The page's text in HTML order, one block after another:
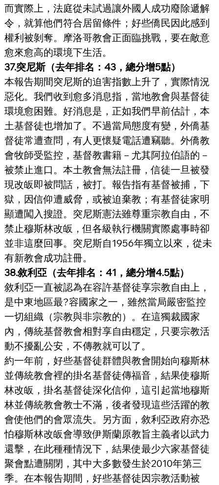
而實際上，法庭從未試過讓外國人成功廢除遞解
令，就算他們符合居留條件；好些僑民因此感到
權利被剝奪。摩洛哥教會正面臨挑戰，要在敵意
愈來愈高的環境下生活。
37.突尼斯（去年排名：43，總分增5點）
本報告期間突尼斯的迫害指數上升了，實際情況
惡化。我們收到愈多消息指，當地教會與基督徒
環境愈困難。好消息是，正如我們早前估計，本
土基督徒也增加了。不過當局態度有變，外僑基
督徒常遭查問，有人更懷疑電話遭竊聽。外僑教
會牧師受監控，基督教書籍－尤其阿拉伯語的－
被禁止進口。本土教會無法註冊，信徒一旦被發
現改皈即被問話，被打。報告指有基督被捕，下
獄，因信仰遭威脅，或被迫棄教；有基督徒家明
顯遭闖入搜證。突尼斯憲法雖尊重宗教自由，不
禁止穆斯林改皈，但各級執行機關實際處事時卻
並非這麼回事。突尼斯自1956年獨立以來，從未
有新教會成功註冊。
38.敘利亞（去年排名：41，總分增4.5點）
敘利亞一直被認為在容許基督徒享宗教自由上，
是中東地區最?容國家之一，雖然當局嚴密監控
一切組織（宗教與非宗教的）。在這獨裁國家
內，傳統基督教會相對享自由穩定，只要宗教活
動不擾亂公安，不傳教就可以了。
約一年前，好些基督徒群體與教會開始向穆斯林
並傳統教會裡的掛名基督徒傳福音，結果使穆斯
林改皈，掛名基督徒深化信仰，這引起當地穆斯
林並傳統教會教士不滿，後者發現這些活躍的教
會使他們的會眾流失。另方面，敘利亞政府亦恐
怕穆斯林改皈會導致伊斯蘭原教旨主義者以武力
還擊，在此種種情況下，結果使最少六家基督徒
聚會點遭關閉，其中大多數發生於2010年第三
季。在本報告期間，好些基督徒因宗教活動被